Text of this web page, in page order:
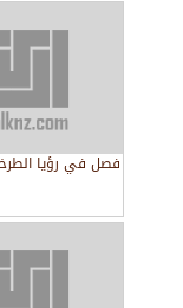
فصل في رؤيا